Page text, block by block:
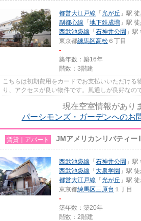
都営大江戸線 「 光が丘 」駅
副都心線 「 地下鉄成増 」駅
西武池袋線 「 石神井公園 」
東京都練馬区高松 ６丁目
-
築年数：築16年
階数：3階建
こちらは初期費用をカードでお支払いいただける
り、アクセスが良い物件です。風通しが良好なの
現在空室情報があり
パーシモンズ・ガーデンへのお
賃貸｜アパート JMアメリカンリバティー
西武池袋線 「 石神井公園 」
西武池袋線 「 大泉学園 」駅
都営大江戸線 「 光が丘 」駅
東京都練馬区三原台 １丁目
-
築年数：築20年
階数：2階建